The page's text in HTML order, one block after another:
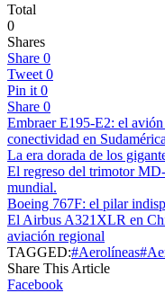
Total
0
Shares
Share 0
Tweet 0
Pin it 0
Share 0
Embraer E195-E2: el
conectividad en Sudamérica
La era dorada de los
El regreso del trimotor
mundial.
Boeing 767F: el pilar
El Airbus A321XLR en
aviación regional
TAGGED:#Aerolíneas
Share This Article
Facebook